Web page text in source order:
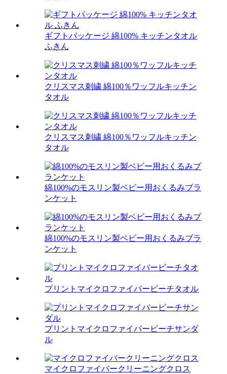
ギフトパッケージ 綿100% キッチンタオル
ふきん
クリスマス刺繍 綿100％ワッフルキッチン
タオル
クリスマス刺繍 綿100％ワッフルキッチン
タオル
綿100%のモスリン製ベビー用おくるみブラ
ンケット
綿100%のモスリン製ベビー用おくるみブラ
ンケット
プリントマイクロファイバービーチタオル
プリントマイクロファイバービーチサンダ
ル
マイクロファイバークリーニングクロス